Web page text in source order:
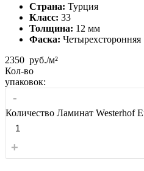
Страна: Турция
Класс: 33
Толщина: 12 мм
Фаска: Четырехсторонняя
2350 руб./м²
Кол-во
упаковок:
-
Количество Ламинат Westerhof
+